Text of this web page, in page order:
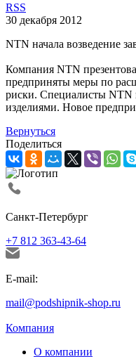
RSS
30 декабря 2012
NTN начала возведение
Компания NTN
предприняты меры по
риски. Специалисты NTN
изделиями. Новое
Вернуться
Поделиться
Санкт-Петербург
+7 812 363-43-64
E-mail:
mail@podshipnik-shop.ru
Компания
О компании